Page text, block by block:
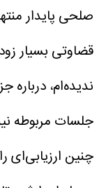
صلحی پایدار
قضاوتی بسیار
ندیده‌ام،
جلسات مربوطه
چنین ارزیابی‌ای